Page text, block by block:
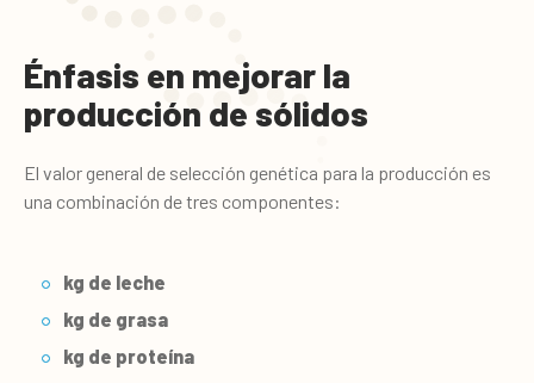
Énfasis en mejorar la
producción de sólidos
El valor general de selección genética para la producción es
una combinación de tres componentes:
kg de leche
kg de grasa
kg de proteína